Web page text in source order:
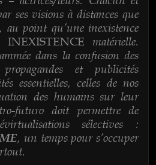
ses visions à distances que
au point qu’une inexistence
INEXISTENCE matérielle.
dans la confusion des
et publicités
essentielles, celles de nos
des humains sur leur
futuro doit permettre de
sélectives :
, un temps pour s’occuper